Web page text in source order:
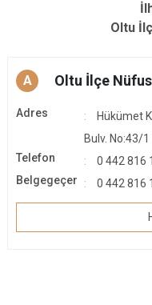
Oltu
A Oltu İlçe
Adres
Hükümet
Bulv. No:43/
Telefon
0 442 816
Belgegeçer
0 442 816